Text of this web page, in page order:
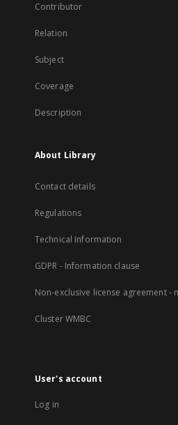
Contributor
Relation
Subject
Coverage
Description
About Library
Contact details
Regulations
Technical Information
GDPR - Information clause
Non-exclusive license agreement -
Cluster WMBC
User's account
Log in